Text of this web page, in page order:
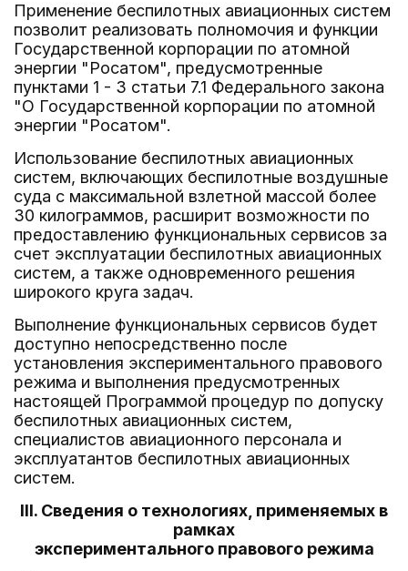
Применение беспилотных авиационных систем
позволит реализовать полномочия и функции
Государственной корпорации по атомной
энергии "Росатом", предусмотренные
пунктами 1 - 3 статьи 7.1 Федерального закона
"О Государственной корпорации по атомной
энергии "Росатом".
Использование беспилотных авиационных
систем, включающих беспилотные воздушные
суда с максимальной взлетной массой более
30 килограммов, расширит возможности по
предоставлению функциональных сервисов за
счет эксплуатации беспилотных авиационных
систем, а также одновременного решения
широкого круга задач.
Выполнение функциональных сервисов будет
доступно непосредственно после
установления экспериментального правового
режима и выполнения предусмотренных
настоящей Программой процедур по допуску
беспилотных авиационных систем,
специалистов авиационного персонала и
эксплуатантов беспилотных авиационных
систем.
III. Сведения о технологиях, применяемых в
рамках
экспериментального правового режима